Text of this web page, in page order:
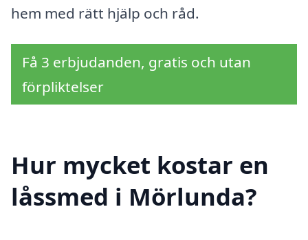
hem med rätt hjälp och råd.
Få 3 erbjudanden, gratis och utan
förpliktelser
Hur mycket kostar en
låssmed i Mörlunda?